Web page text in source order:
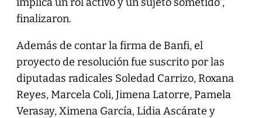
finalizaron.
Además de contar la firma de Banfi, el
proyecto de resolución fue suscrito por las
diputadas radicales Soledad Carrizo, Roxana
Reyes, Marcela Coli, Jimena Latorre, Pamela
Verasay, Ximena García, Lidia Ascárate y